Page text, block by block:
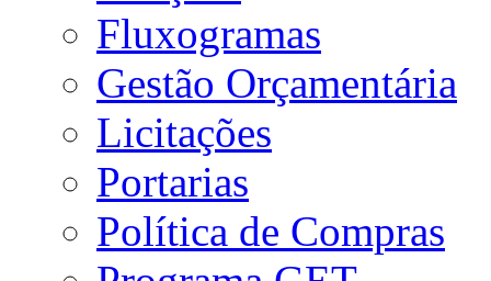
Fluxogramas
Gestão Orçamentária
Licitações
Portarias
Política de Compras